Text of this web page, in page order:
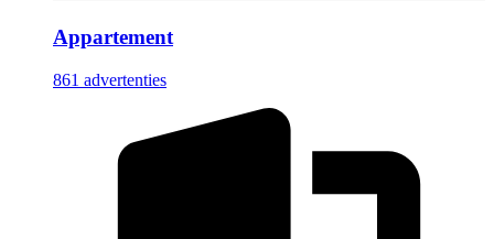
Appartement
861 advertenties